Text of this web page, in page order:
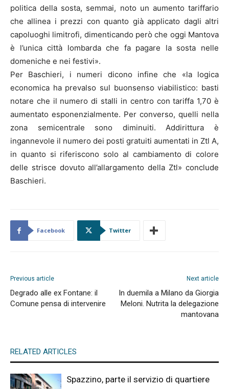
politica della sosta, semmai, noto un aumento tariffario
che allinea i prezzi con quanto già applicato dagli altri
capoluoghi limitrofi, dimenticando però che oggi Mantova
è l’unica città lombarda che fa pagare la sosta nelle
domeniche e nei festivi».
Per Baschieri, i numeri dicono infine che «la logica
economica ha prevalso sul buonsenso viabilistico: basti
notare che il numero di stalli in centro con tariffa 1,70 è
aumentato esponenzialmente. Per converso, quelli nella
zona semicentrale sono diminuiti. Addirittura è
ingannevole il numero dei posti gratuiti aumentati in Ztl A,
in quanto si riferiscono solo al cambiamento di colore
delle strisce dovuto all’allargamento della Ztl» conclude
Baschieri.
Facebook Twitter
Previous article
Degrado alle ex Fontane: il
Comune pensa di intervenire
Next article
In duemila a Milano da Giorgia
Meloni. Nutrita la delegazione
mantovana
RELATED ARTICLES
Spazzino, parte il servizio di quartiere